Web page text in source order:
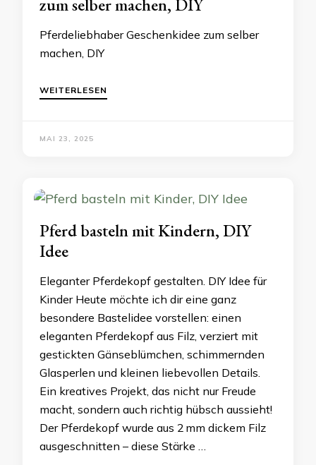
zum selber machen, DIY
Pferdeliebhaber Geschenkidee zum selber
machen, DIY
WEITERLESEN
MAI 23, 2025
Pferd basteln mit Kindern, DIY
Idee
Eleganter Pferdekopf gestalten. DIY Idee für
Kinder Heute möchte ich dir eine ganz
besondere Bastelidee vorstellen: einen
eleganten Pferdekopf aus Filz, verziert mit
gestickten Gänseblümchen, schimmernden
Glasperlen und kleinen liebevollen Details.
Ein kreatives Projekt, das nicht nur Freude
macht, sondern auch richtig hübsch aussieht!
Der Pferdekopf wurde aus 2 mm dickem Filz
ausgeschnitten – diese Stärke …